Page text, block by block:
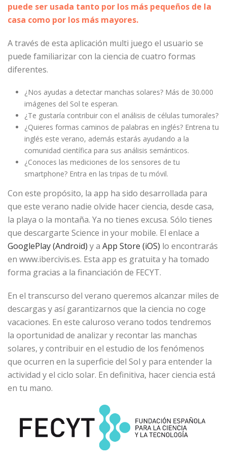
puede ser usada tanto por los más pequeños de la
casa como por los más mayores.
A través de esta aplicación multi juego el usuario se
puede familiarizar con la ciencia de cuatro formas
diferentes.
¿Nos ayudas a detectar manchas solares? Más de 30.000
imágenes del Sol te esperan.
¿Te gustaría contribuir con el análisis de células tumorales?
¿Quieres formas caminos de palabras en inglés? Entrena tu
inglés este verano, además estarás ayudando a la
comunidad científica para sus análisis semánticos.
¿Conoces las mediciones de los sensores de tu
smartphone? Entra en las tripas de tu móvil.
Con este propósito, la app ha sido desarrollada para
que este verano nadie olvide hacer ciencia, desde casa,
la playa o la montaña. Ya no tienes excusa. Sólo tienes
que descargarte Science in your mobile. El enlace a
GooglePlay (Android) y a App Store (iOS) lo encontrarás
en www.ibercivis.es. Esta app es gratuita y ha tomado
forma gracias a la financiación de FECYT.
En el transcurso del verano queremos alcanzar miles de
descargas y así garantizarnos que la ciencia no coge
vacaciones. En este caluroso verano todos tendremos
la oportunidad de analizar y recontar las manchas
solares, y contribuir en el estudio de los fenómenos
que ocurren en la superficie del Sol y para entender la
actividad y el ciclo solar. En definitiva, hacer ciencia está
en tu mano.